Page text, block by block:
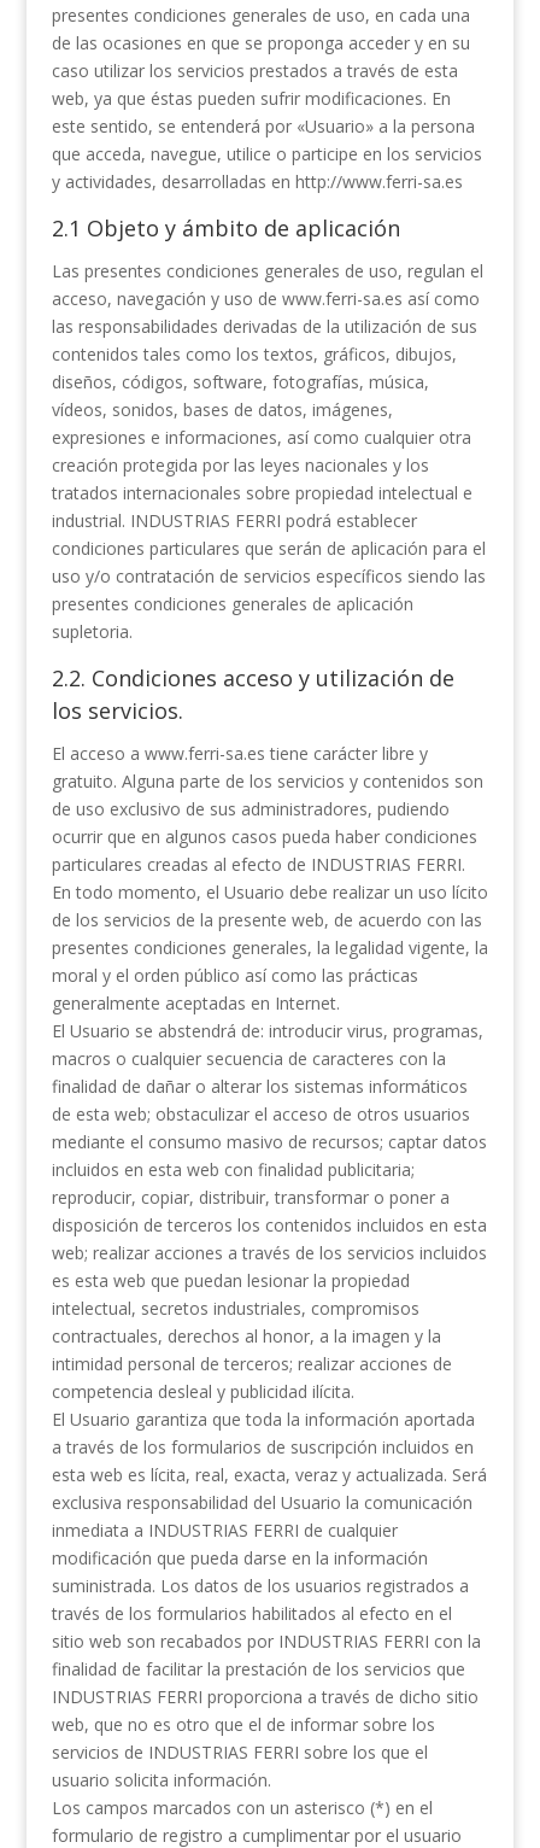
presentes condiciones generales de uso, en cada una
de las ocasiones en que se proponga acceder y en su
caso utilizar los servicios prestados a través de esta
web, ya que éstas pueden sufrir modificaciones. En
este sentido, se entenderá por «Usuario» a la persona
que acceda, navegue, utilice o participe en los servicios
y actividades, desarrolladas en http://www.ferri-sa.es
2.1 Objeto y ámbito de aplicación
Las presentes condiciones generales de uso, regulan el
acceso, navegación y uso de www.ferri-sa.es así como
las responsabilidades derivadas de la utilización de sus
contenidos tales como los textos, gráficos, dibujos,
diseños, códigos, software, fotografías, música,
vídeos, sonidos, bases de datos, imágenes,
expresiones e informaciones, así como cualquier otra
creación protegida por las leyes nacionales y los
tratados internacionales sobre propiedad intelectual e
industrial. INDUSTRIAS FERRI podrá establecer
condiciones particulares que serán de aplicación para el
uso y/o contratación de servicios específicos siendo las
presentes condiciones generales de aplicación
supletoria.
2.2. Condiciones acceso y utilización de
los servicios.
El acceso a www.ferri-sa.es tiene carácter libre y
gratuito. Alguna parte de los servicios y contenidos son
de uso exclusivo de sus administradores, pudiendo
ocurrir que en algunos casos pueda haber condiciones
particulares creadas al efecto de INDUSTRIAS FERRI.
En todo momento, el Usuario debe realizar un uso lícito
de los servicios de la presente web, de acuerdo con las
presentes condiciones generales, la legalidad vigente, la
moral y el orden público así como las prácticas
generalmente aceptadas en Internet.
El Usuario se abstendrá de: introducir virus, programas,
macros o cualquier secuencia de caracteres con la
finalidad de dañar o alterar los sistemas informáticos
de esta web; obstaculizar el acceso de otros usuarios
mediante el consumo masivo de recursos; captar datos
incluidos en esta web con finalidad publicitaria;
reproducir, copiar, distribuir, transformar o poner a
disposición de terceros los contenidos incluidos en esta
web; realizar acciones a través de los servicios incluidos
es esta web que puedan lesionar la propiedad
intelectual, secretos industriales, compromisos
contractuales, derechos al honor, a la imagen y la
intimidad personal de terceros; realizar acciones de
competencia desleal y publicidad ilícita.
El Usuario garantiza que toda la información aportada
a través de los formularios de suscripción incluidos en
esta web es lícita, real, exacta, veraz y actualizada. Será
exclusiva responsabilidad del Usuario la comunicación
inmediata a INDUSTRIAS FERRI de cualquier
modificación que pueda darse en la información
suministrada. Los datos de los usuarios registrados a
través de los formularios habilitados al efecto en el
sitio web son recabados por INDUSTRIAS FERRI con la
finalidad de facilitar la prestación de los servicios que
INDUSTRIAS FERRI proporciona a través de dicho sitio
web, que no es otro que el de informar sobre los
servicios de INDUSTRIAS FERRI sobre los que el
usuario solicita información.
Los campos marcados con un asterisco (*) en el
formulario de registro a cumplimentar por el usuario